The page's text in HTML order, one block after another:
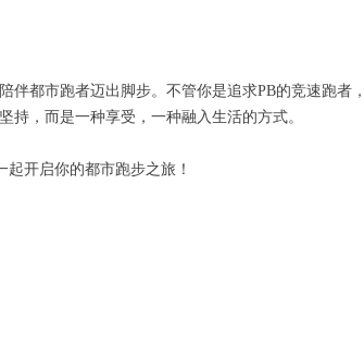
伴都市跑者迈出脚步。不管你是追求PB的竞速跑者
，而是一种享受，一种融入生活的方式。
开启你的都市跑步之旅！